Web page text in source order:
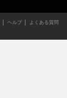
ヘルプ
よくある質問